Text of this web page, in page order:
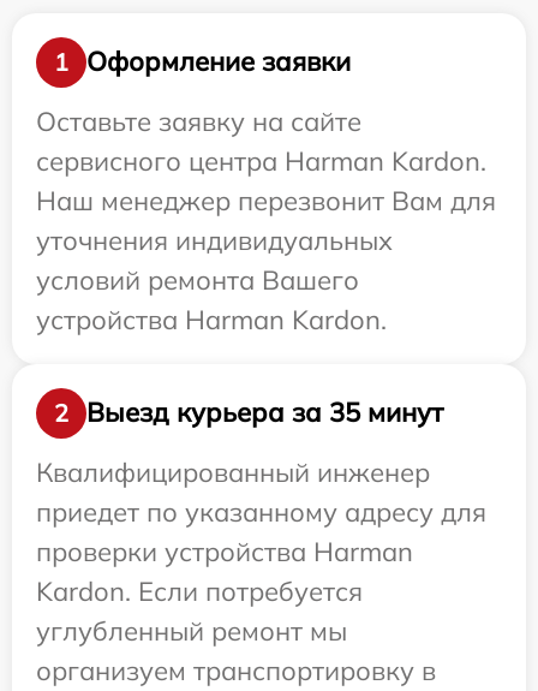
1
Оформление заявки
Оставьте заявку на сайте
сервисного центра Harman Kardon.
Наш менеджер перезвонит Вам для
уточнения индивидуальных
условий ремонта Вашего
устройства Harman Kardon.
2
Выезд курьера за 35 минут
Квалифицированный инженер
приедет по указанному адресу для
проверки устройства Harman
Kardon. Если потребуется
углубленный ремонт мы
организуем транспортировку в